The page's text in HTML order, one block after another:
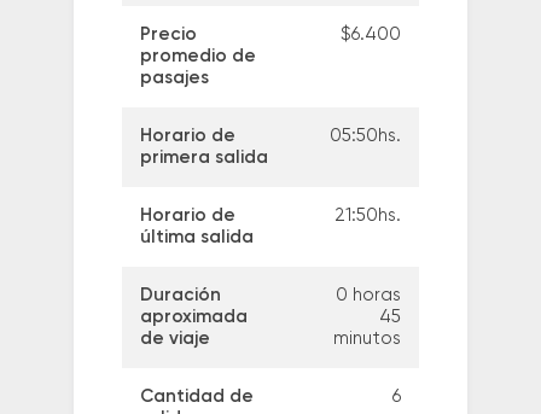
Precio
promedio de
pasajes
$6.400
Horario de
primera salida
05:50hs.
Horario de
última salida
21:50hs.
Duración
aproximada
de viaje
0 horas
45
minutos
Cantidad de
6